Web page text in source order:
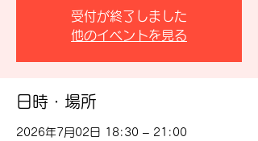
受付が終了しました
他のイベントを見る
日時・場所
2026年7月02日 18:30 – 21:00